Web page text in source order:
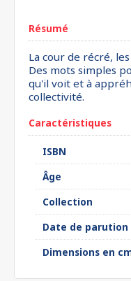
Résumé
La cour de récré,
Des mots simples
qu'il voit et à
collectivité.
Caractéristiques
ISBN
Âge
Collection
Date de parution
Dimensions en